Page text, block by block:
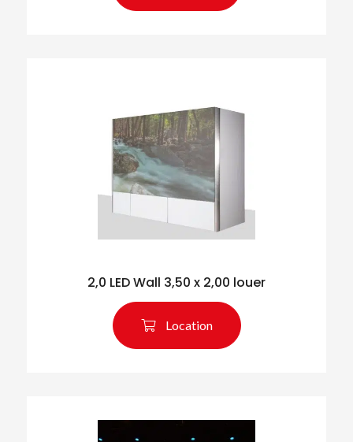
2,0 LED Wall 3,50 x 2,00 louer
Location